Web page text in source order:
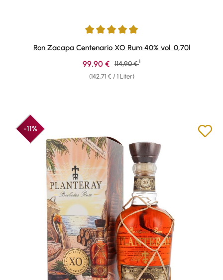
Durchschnittliche Bewertung von 4.95 von 5 Sternen
Ron Zacapa Centenario XO Rum 40% vol. 0,70l
(142,71 € / 1 Liter)
Verkaufspreis:
99,90 € Regulärer Preis:
114,90 € 1
-11%